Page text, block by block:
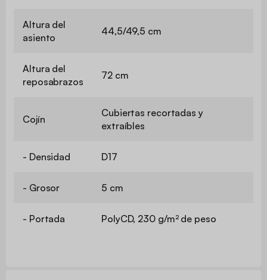
Altura del
asiento
44,5/49,5 cm
Altura del
reposabrazos
72 cm
Cojín
Cubiertas recortadas y
extraíbles
- Densidad D17
- Grosor 5 cm
- Portada PolyCD, 230 g/m² de peso